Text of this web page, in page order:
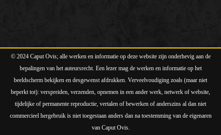
© 2024 Caput Ovis; alle werken en informatie op deze website zijn onderhevig aan de
bepalingen van het auteursrecht. Een lezer mag de werken en informatie op het
beeldscherm bekijken en desgewenst afdrukken. Verveelvoudiging zoals (maar niet
beperkt tot): verspreiden, verzenden, opnemen in een ander werk, netwerk of website,
tijdelijke of permanente reproductie, vertalen of bewerken of anderszins al dan niet
commercieel hergebruik is niet toegestaan anders dan na toestemming van de eigenaren
van Caput Ovis.